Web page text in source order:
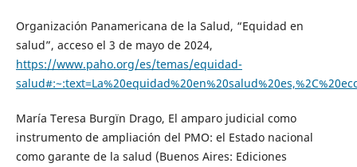
Organización Panamericana de la Salud, “Equidad en
salud”, acceso el 3 de mayo de 2024,
https://www.paho.org/es/temas/equidad-
María Teresa Burgïn Drago, El amparo judicial como
instrumento de ampliación del PMO: el Estado nacional
como garante de la salud (Buenos Aires: Ediciones